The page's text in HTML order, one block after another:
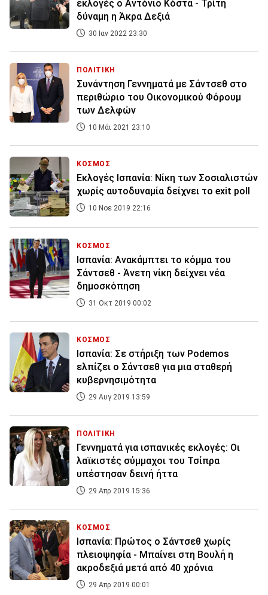
εκλογές ο Αντόνιο Κόστα - Τρίτη
δύναμη η Άκρα Δεξιά
30 Ιαν 2022 23:30
ΠΟΛΙΤΙΚΗ
Συνάντηση Γεννηματά με Σάντσεθ στο
περιθώριο του Οικονομικού Φόρουμ
των Δελφών
10 Μάι 2021 23:10
ΚΟΣΜΟΣ
Εκλογές Ισπανία: Νίκη των Σοσιαλιστών
χωρίς αυτοδυναμία δείχνει το exit poll
10 Νοε 2019 22:16
ΚΟΣΜΟΣ
Ισπανία: Ανακάμπτει το κόμμα του
Σάντσεθ - Άνετη νίκη δείχνει νέα
δημοσκόπηση
31 Οκτ 2019 00:02
ΚΟΣΜΟΣ
Ισπανία: Σε στήριξη των Podemos
ελπίζει ο Σάντσεθ για μια σταθερή
κυβερνησιμότητα
29 Αυγ 2019 13:59
ΠΟΛΙΤΙΚΗ
Γεννηματά για ισπανικές εκλογές: Οι
λαϊκιστές σύμμαχοι του Τσίπρα
υπέστησαν δεινή ήττα
29 Απρ 2019 15:36
ΚΟΣΜΟΣ
Ισπανία: Πρώτος ο Σάντσεθ χωρίς
πλειοψηφία - Μπαίνει στη Βουλή η
ακροδεξιά μετά από 40 χρόνια
29 Απρ 2019 00:01